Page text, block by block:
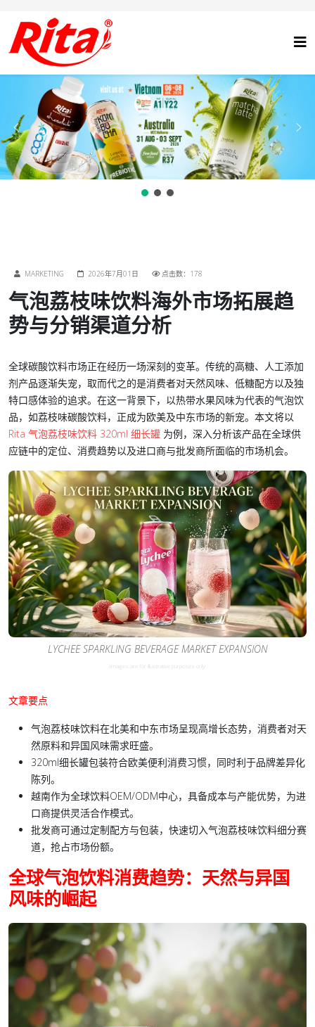
MARKETING 2026年7月01日 点击数：178
气泡荔枝味饮料海外市场拓展趋
势与分销渠道分析
全球碳酸饮料市场正在经历一场深刻的变革。传统的高糖、人工添加
剂产品逐渐失宠，取而代之的是消费者对天然风味、低糖配方以及独
特口感体验的追求。在这一背景下，以热带水果风味为代表的气泡饮
品，如荔枝味碳酸饮料，正成为欧美及中东市场的新宠。本文将以
Rita 气泡荔枝味饮料 320ml 细长罐 为例，深入分析该产品在全球供
应链中的定位、消费趋势以及进口商与批发商所面临的市场机会。
LYCHEE SPARKLING BEVERAGE MARKET EXPANSION
Images are for illustrative purposes only
文章要点
气泡荔枝味饮料在北美和中东市场呈现高增长态势，消费者对天
然原料和异国风味需求旺盛。
320ml细长罐包装符合欧美便利消费习惯，同时利于品牌差异化
陈列。
越南作为全球饮料OEM/ODM中心，具备成本与产能优势，为进
口商提供灵活合作模式。
批发商可通过定制配方与包装，快速切入气泡荔枝味饮料细分赛
道，抢占市场份额。
全球气泡饮料消费趋势：天然与异国
风味的崛起